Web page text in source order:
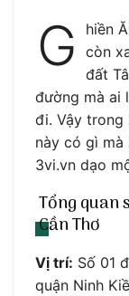
G
hiền
còn
đất
đường mà ai
đi. Vậy trong
này có gì mà
3vi.vn dạo
Tổng quan
Cần Thơ
Vị trí: Số 01
quận Ninh